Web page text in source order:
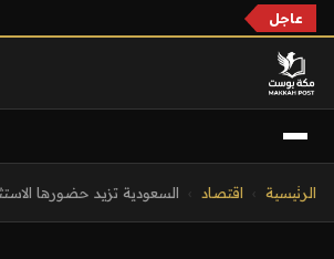
عاجل
الرئيسية اقتصاد السعودية تزيد حضورها